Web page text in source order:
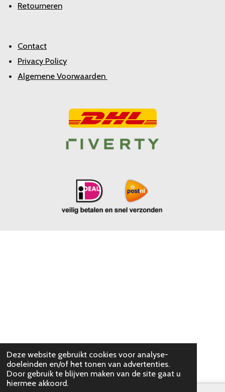
Deze website gebruikt cookies voor analyse-
doeleinden en/of het tonen van advertenties.
Door gebruik te blijven maken van de site gaat u
hiermee akkoord.
Retourneren
Contact
Privacy Policy
Algemene Voorwaarden